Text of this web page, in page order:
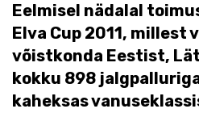
Eelmisel nädalal
Elva Cup 2011, millest
võistkonda Eestist,
kokku 898
kaheksas